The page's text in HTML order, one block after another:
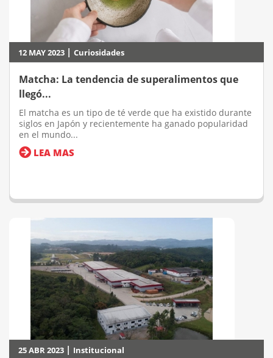
12 MAY 2023 | Curiosidades
Matcha: La tendencia de superalimentos que
llegó...
El matcha es un tipo de té verde que ha existido durante
siglos en Japón y recientemente ha ganado popularidad
en el mundo...
LEA MAS
25 ABR 2023 | Institucional